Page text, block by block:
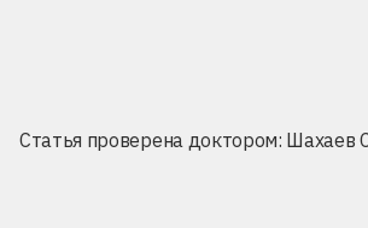
Статья проверена доктором: Шахаев